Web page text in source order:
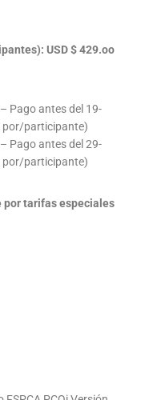
USD $ 429.oo
Pago antes del 19-
por/participante)
Pago antes del 29-
por/participante)
por tarifas especiales